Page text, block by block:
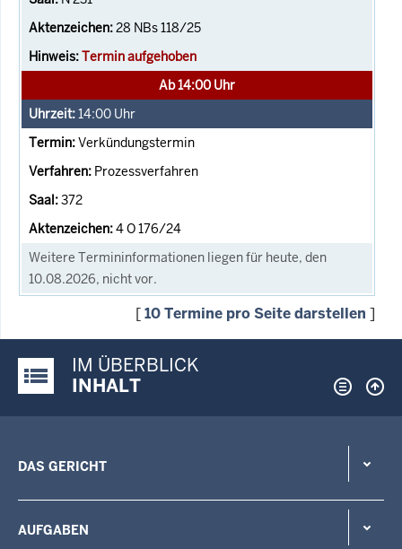
28 NBs 118/25
Termin aufgehoben
Ab 14:00 Uhr
14:00 Uhr
Verkündungstermin
Prozessverfahren
372
4 O 176/24
Weitere Termininformationen liegen für heute, den
10.08.2026, nicht vor.
[10 Termine pro Seite darstellen ]
Justiz-Portal im Überblick:
IM ÜBERBLICK
INHALT
DAS GERICHT
AUFGABEN